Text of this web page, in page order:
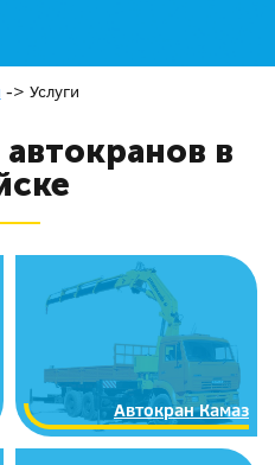
-> Услуги
в
Автокран Камаз